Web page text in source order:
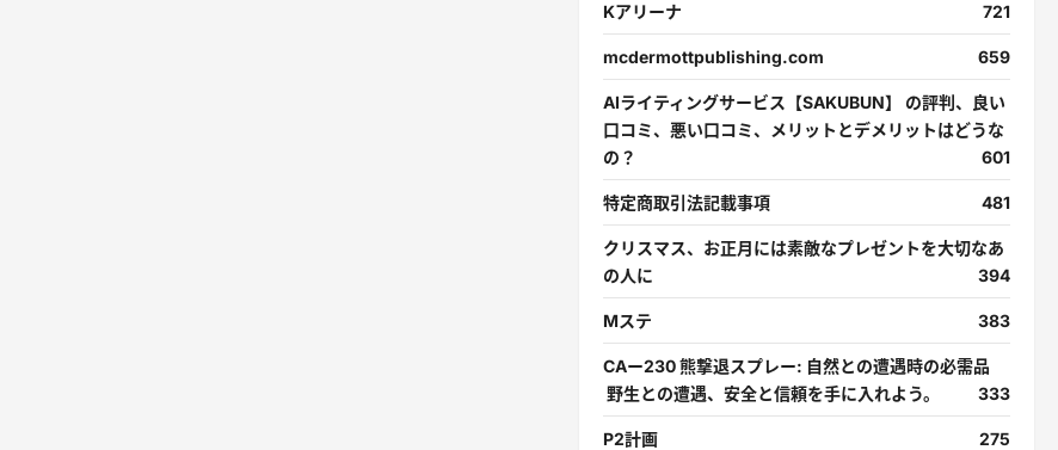
Kアリーナ 721
mcdermottpublishing.com 659
AIライティングサービス【SAKUBUN】 の評判、良い
口コミ、悪い口コミ、メリットとデメリットはどうな
の？
601
特定商取引法記載事項 481
クリスマス、お正月には素敵なプレゼントを大切なあ
の人に
394
Mステ 383
CAー230 熊撃退スプレー: 自然との遭遇時の必需品
野生との遭遇、安全と信頼を手に入れよう。
333
P2計画 275